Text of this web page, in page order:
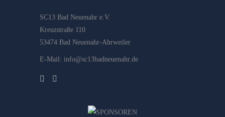
SC13 Bad Neuenahr e.V.
Kreuzstraße 110
53474 Bad Neuenahr-Ahrweiler
E-Mail: info@sc13badneuenahr.de